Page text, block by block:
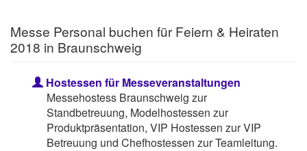
Messe Personal buchen für Feiern & Heiraten
2018 in Braunschweig
Hostessen für Messeveranstaltungen
Messehostess Braunschweig zur
Standbetreuung, Modelhostessen zur
Produktpräsentation, VIP Hostessen zur VIP
Betreuung und Chefhostessen zur Teamleitung.